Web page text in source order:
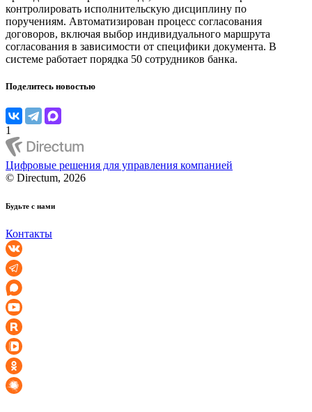
контролировать исполнительскую дисциплину по
поручениям. Автоматизирован процесс согласования
договоров, включая выбор индивидуального маршрута
согласования в зависимости от специфики документа. В
системе работает порядка 50 сотрудников банка.
Поделитесь новостью
1
Цифровые решения для управления компанией
© Directum, 2026
Будьте с нами
Контакты